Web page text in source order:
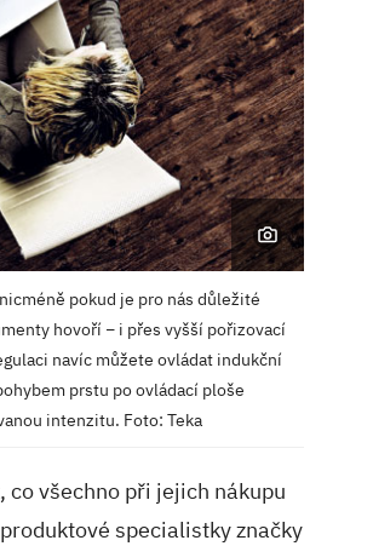
pokud je pro nás důležité
hovoří − i přes vyšší pořizovací
navíc můžete ovládat indukční
prstu po ovládací ploše
intenzitu. Foto: Teka
všechno při jejich nákupu
specialistky značky
V ZAHRADĚ 2/2026